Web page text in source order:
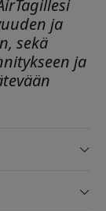
ja
sekä
ja